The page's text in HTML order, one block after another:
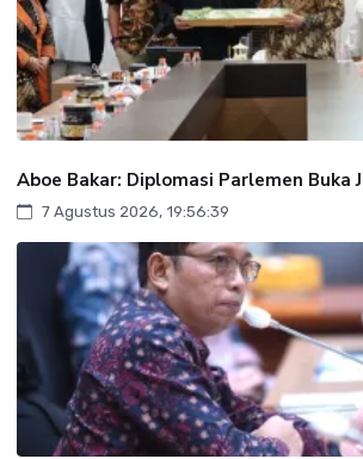
Aboe Bakar: Diplomasi Parlemen Buka
7 Agustus 2026, 19:56:39